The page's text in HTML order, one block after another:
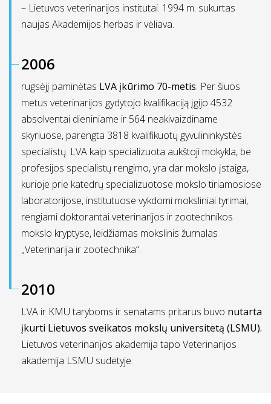
– Lietuvos veterinarijos institutai. 1994 m. sukurtas
naujas Akademijos herbas ir vėliava.
2006
rugsėjį paminėtas LVA įkūrimo 70-metis. Per šiuos
metus veterinarijos gydytojo kvalifikaciją įgijo 4532
absolventai dieniniame ir 564 neakivaizdiname
skyriuose, parengta 3818 kvalifikuotų gyvulininkystės
specialistų. LVA kaip specializuota aukštoji mokykla, be
profesijos specialistų rengimo, yra dar mokslo įstaiga,
kurioje prie katedrų specializuotose mokslo tiriamosiose
laboratorijose, institutuose vykdomi moksliniai tyrimai,
rengiami doktorantai veterinarijos ir zootechnikos
mokslo kryptyse, leidžiamas mokslinis žurnalas
„Veterinarija ir zootechnika“.
2010
LVA ir KMU taryboms ir senatams pritarus buvo nutarta
įkurti Lietuvos sveikatos mokslų universitetą (LSMU).
Lietuvos veterinarijos akademija tapo Veterinarijos
akademija LSMU sudėtyje.